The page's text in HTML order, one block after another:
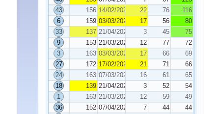
43
156 14/02/2023 22 76
116
6
159 03/03/2023 17 56
80
33
137 21/04/2023 3 45
75
9
153 21/03/2023 12 77
72
3
163 03/03/2023 17 66
69
27
172 17/02/2023 21 71
66
24
163 07/03/2023 16 61
65
18
139 21/04/2023 3 52
54
1
163 21/03/2023 12 59
49
36
152 07/04/2023 7 44
44